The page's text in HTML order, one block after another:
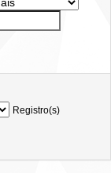
Registro(s)